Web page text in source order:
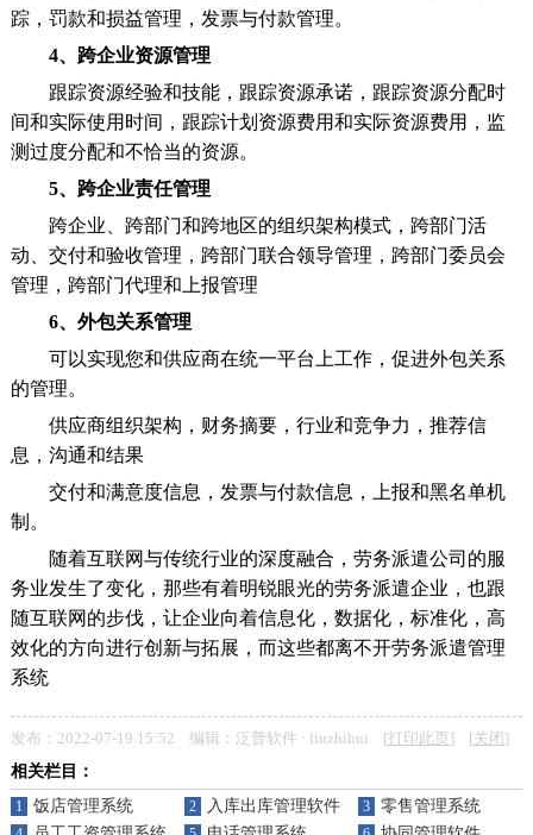
踪，罚款和损益管理，发票与付款管理。
4、跨企业资源管理
跟踪资源经验和技能，跟踪资源承诺，跟踪资源分配时
间和实际使用时间，跟踪计划资源费用和实际资源费用，监
测过度分配和不恰当的资源。
5、跨企业责任管理
跨企业、跨部门和跨地区的组织架构模式，跨部门活
动、交付和验收管理，跨部门联合领导管理，跨部门委员会
管理，跨部门代理和上报管理
6、外包关系管理
可以实现您和供应商在统一平台上工作，促进外包关系
的管理。
供应商组织架构，财务摘要，行业和竞争力，推荐信
息，沟通和结果
交付和满意度信息，发票与付款信息，上报和黑名单机
制。
随着互联网与传统行业的深度融合，劳务派遣公司的服
务业发生了变化，那些有着明锐眼光的劳务派遣企业，也跟
随互联网的步伐，让企业向着信息化，数据化，标准化，高
效化的方向进行创新与拓展，而这些都离不开劳务派遣管理
系统
发布：2022-07-19 15:52 编辑：泛普软件 · liuzhihui [打印此页] [关闭 ]
相关栏目：
1 饭店管理系统 2 入库出库管理软件 3 零售管理系统